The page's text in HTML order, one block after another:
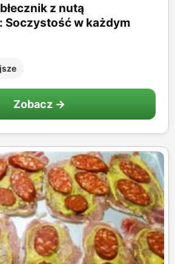
z nutą
Soczystość w każdym
Zobacz →